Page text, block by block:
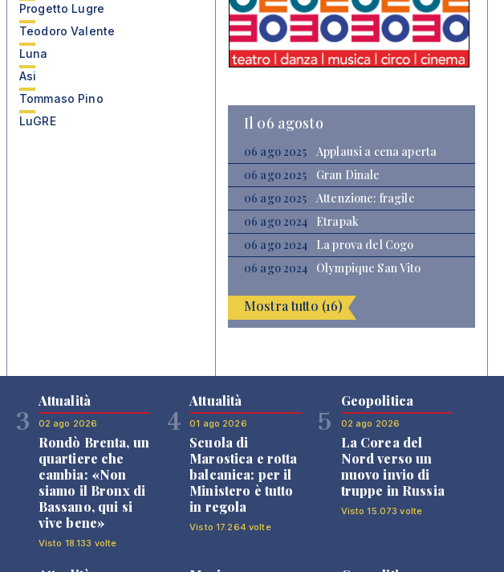
Progetto Lugre
Teodoro Valente
Luna
Asi
Tommaso Pino
LuGRE
Il 06 agosto
06 ago 2025
Applausi a cena aperta
06 ago 2025
Gran Dinale
06 ago 2025
Attenzione: fragile
06 ago 2024
Etrapak
06 ago 2024
La prova del Cogo
06 ago 2024
Olympique San Vito
Mostra tutto (16)
3
Attualità
02 ago 2026
Rondò Brenta, un
quartiere che
cambia: «Non
siamo il Bronx di
Bassano, qui si
vive bene»
Visto 18.133 volte
4
Attualità
01 ago 2026
Scuola di
Marostica e rotta
balcanica: per il
Ministero è tutto
in regola
Visto 17.264 volte
5
Geopolitica
02 ago 2026
La Corea del
Nord verso un
nuovo invio di
truppe in Russia
Visto 15.073 volte